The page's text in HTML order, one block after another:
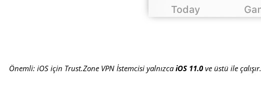
Önemli: iOS için Trust.Zone VPN İstemcisi yalnızcaiOS 11.0ve üstü ile çalışır.